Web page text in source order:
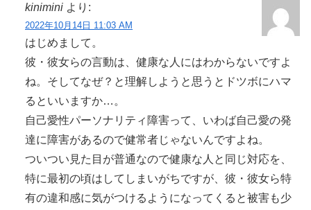
kinimini より:
2022年10月14日 11:03 AM
はじめまして。
彼・彼女らの言動は、健康な人にはわからないですよ
ね。そしてなぜ？と理解しようと思うとドツボにハマ
るといいますか…。
自己愛性パーソナリティ障害って、いわば自己愛の発
達に障害があるので健常者じゃないんですよね。
ついつい見た目が普通なので健康な人と同じ対応を、
特に最初の頃はしてしまいがちですが、彼・彼女ら特
有の違和感に気がつけるようになってくると被害も少